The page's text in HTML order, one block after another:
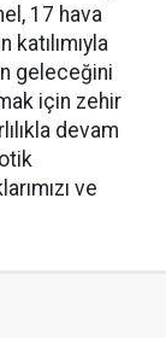
17 hava
geleceğini
için zehir
devam
ve